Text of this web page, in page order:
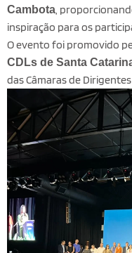
Cambota,
inspiração para os
O evento foi promovido
CDLs de Santa
das Câmaras de